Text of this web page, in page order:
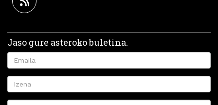
Jaso gure asteroko buletina.